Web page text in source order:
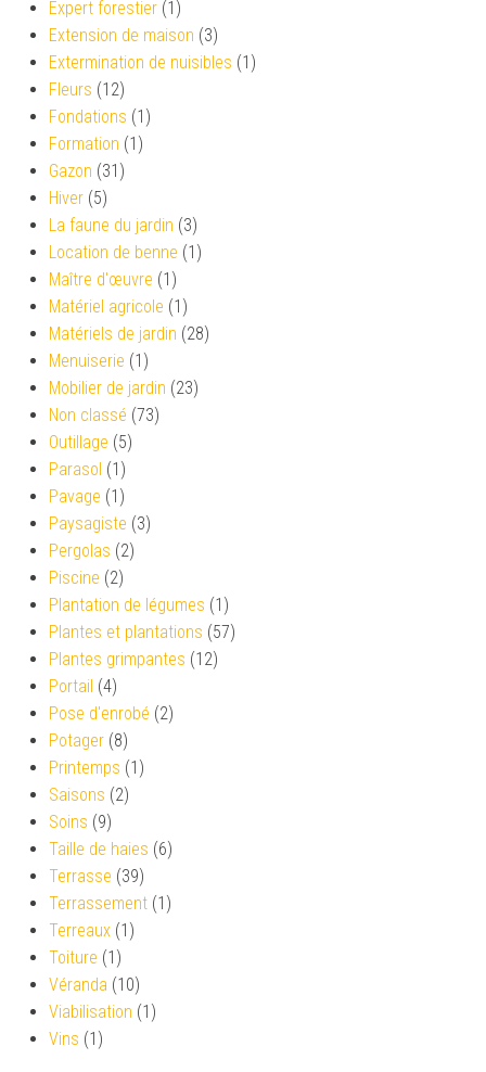
Expert forestier (1)
Extension de maison (3)
Extermination de nuisibles (1)
Fleurs (12)
Fondations (1)
Formation (1)
Gazon (31)
Hiver (5)
La faune du jardin (3)
Location de benne (1)
Maître d'œuvre (1)
Matériel agricole (1)
Matériels de jardin (28)
Menuiserie (1)
Mobilier de jardin (23)
Non classé (73)
Outillage (5)
Parasol (1)
Pavage (1)
Paysagiste (3)
Pergolas (2)
Piscine (2)
Plantation de légumes (1)
Plantes et plantations (57)
Plantes grimpantes (12)
Portail (4)
Pose d'enrobé (2)
Potager (8)
Printemps (1)
Saisons (2)
Soins (9)
Taille de haies (6)
Terrasse (39)
Terrassement (1)
Terreaux (1)
Toiture (1)
Véranda (10)
Viabilisation (1)
Vins (1)